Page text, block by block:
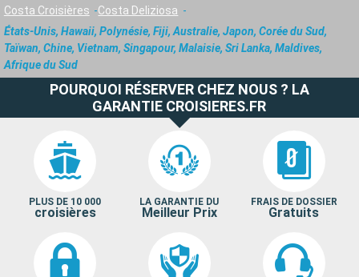
Costa Croisières
Costa Deliziosa
États-Unis, Hawaii, Polynésie, Fiji, Australie, Japon, Corée du Sud,
Taïwan, Chine, Vietnam, Singapour, Malaisie, Sri Lanka, Maldives,
Afrique du Sud
POURQUOI RÉSERVER CHEZ NOUS ? LA
GARANTIE CROISIERES.FR
PLUS DE 10 000
croisières
LA GARANTIE DU
Meilleur Prix
FRAIS DE DOSSIER
Gratuits